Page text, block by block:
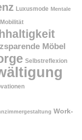
Luxusmode Mentale
Möbel
Selbstreflexion
Work-